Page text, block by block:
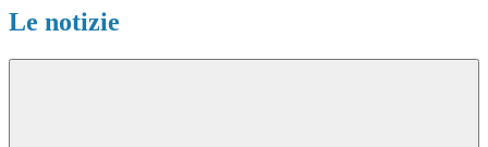
Le notizie